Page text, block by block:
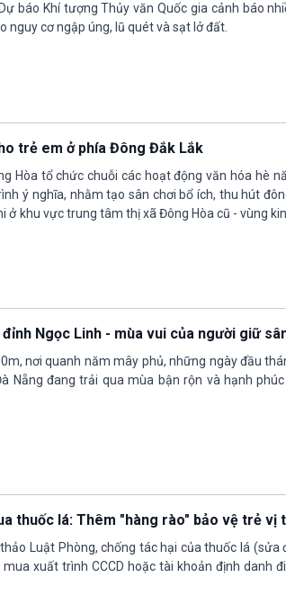
báo Khí tượng Thủy văn Quốc gia cảnh báo
nguy cơ ngập úng, lũ quét và sạt lở đất.
trẻ em ở phía Đông Đắk Lắk
Hòa tổ chức chuỗi các hoạt động văn hóa hè
ý nghĩa, nhằm tạo sân chơi bổ ích, thu hút
ở khu vực trung tâm thị xã Đông Hòa cũ - vùng
Ngọc Linh - mùa vui của người giữ
nơi quanh năm mây phủ, những ngày đầu
Nẵng đang trải qua mùa bận rộn và hạnh
thuốc lá: Thêm "hàng rào" bảo vệ trẻ vị
Luật Phòng, chống tác hại của thuốc lá (sửa
xuất trình CCCD hoặc tài khoản định danh